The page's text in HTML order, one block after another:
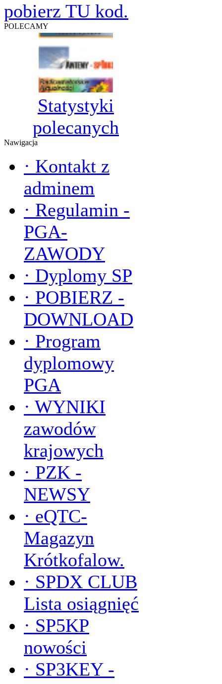
pobierz TU kod.
POLECAMY
Statystyki
polecanych
Nawigacja
· Kontakt z
adminem
· Regulamin -
PGA-
ZAWODY
· Dyplomy SP
· POBIERZ -
DOWNLOAD
· Program
dyplomowy
PGA
· WYNIKI
zawodów
krajowych
· PZK -
NEWSY
· eQTC-
Magazyn
Krótkofalow.
· SPDX CLUB
Lista osiągnięć
· SP5KP
nowości
· SP3KEY -